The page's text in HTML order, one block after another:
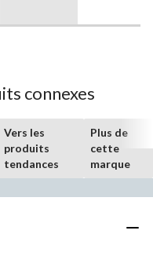
connexes
Vers les
produits
tendances
Plus de
cette
marque